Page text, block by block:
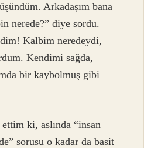
Arkadaşım bana
nerede?” diye sordu.
Kalbim neredeydi,
Kendimi sağda,
bir kaybolmuş gibi
ki, aslında “insan
sorusu o kadar da basit